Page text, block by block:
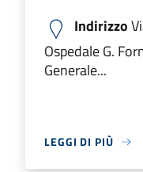
Indirizzo
Ospedale G.
Generale...
LEGGI DI PIÙ